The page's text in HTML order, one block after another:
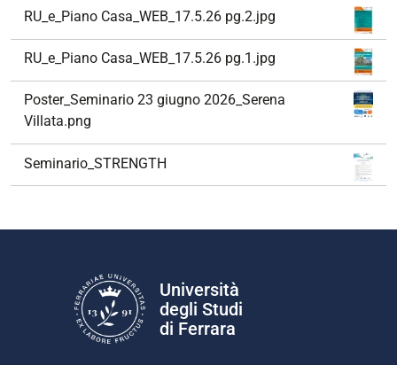
RU_e_Piano Casa_WEB_17.5.26 pg.2.jpg
RU_e_Piano Casa_WEB_17.5.26 pg.1.jpg
Poster_Seminario 23 giugno 2026_Serena
Villata.png
Seminario_STRENGTH
Università
degli Studi
di Ferrara